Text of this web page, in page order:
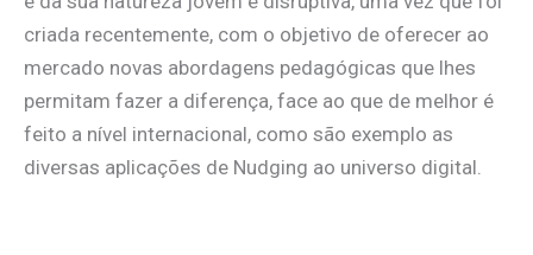
criada recentemente, com o objetivo de oferecer ao
mercado novas abordagens pedagógicas que lhes
permitam fazer a diferença, face ao que de melhor é
feito a nível internacional, como são exemplo as
diversas aplicações de Nudging ao universo digital.